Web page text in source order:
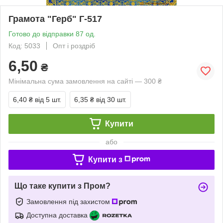
Грамота "Герб" Г-517
Готово до відправки 87 од.
Код: 5033
Опт і роздріб
6,50 ₴
Мінімальна сума замовлення на сайті — 300 ₴
6,40 ₴ від 5 шт. 6,35 ₴ від 30 шт.
Купити
або
Купити з
Що таке купити з Пром?
Замовлення під захистом
Доступна доставка